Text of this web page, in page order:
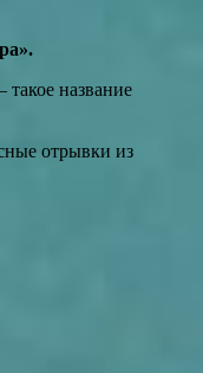
название
отрывки из